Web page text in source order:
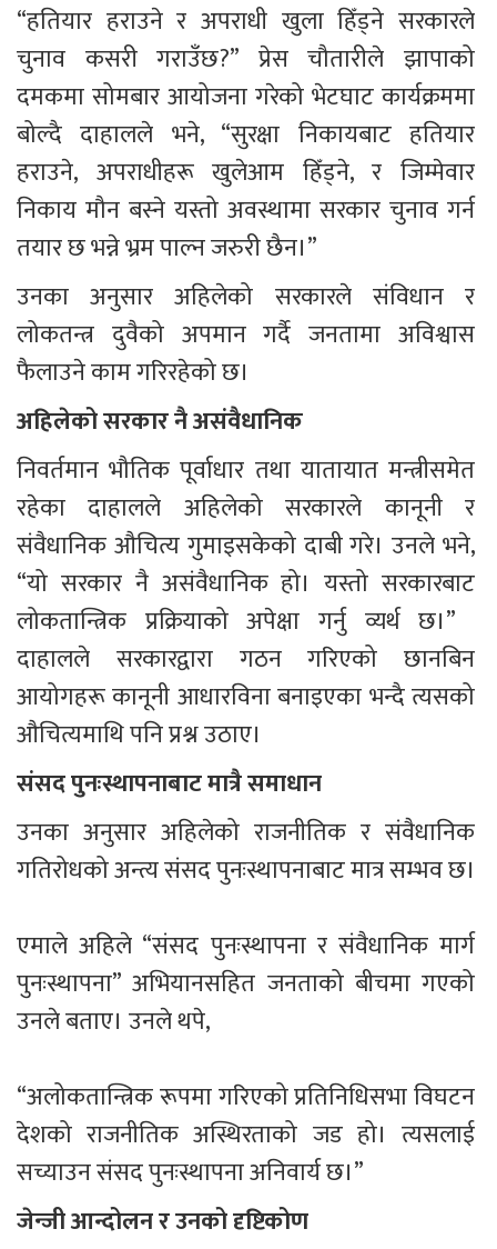
“हतियार हराउने र अपराधी खुला हिँड्ने सरकारले
चुनाव कसरी गराउँछ?” प्रेस चौतारीले झापाको
दमकमा सोमबार आयोजना गरेको भेटघाट कार्यक्रममा
बोल्दै दाहालले भने, “सुरक्षा निकायबाट हतियार
हराउने, अपराधीहरू खुलेआम हिँड्ने, र जिम्मेवार
निकाय मौन बस्ने यस्तो अवस्थामा सरकार चुनाव गर्न
तयार छ भन्ने भ्रम पाल्न जरुरी छैन।”
उनका अनुसार अहिलेको सरकारले संविधान र
लोकतन्त्र दुवैको अपमान गर्दै जनतामा अविश्वास
फैलाउने काम गरिरहेको छ।
अहिलेको सरकार नै असंवैधानिक
निवर्तमान भौतिक पूर्वाधार तथा यातायात मन्त्रीसमेत
रहेका दाहालले अहिलेको सरकारले कानूनी र
संवैधानिक औचित्य गुमाइसकेको दाबी गरे। उनले भने,
“यो सरकार नै असंवैधानिक हो। यस्तो सरकारबाट
लोकतान्त्रिक प्रक्रियाको अपेक्षा गर्नु व्यर्थ छ।”
दाहालले सरकारद्वारा गठन गरिएको छानबिन
आयोगहरू कानूनी आधारविना बनाइएका भन्दै त्यसको
औचित्यमाथि पनि प्रश्न उठाए।
संसद पुनःस्थापनाबाट मात्रै समाधान
उनका अनुसार अहिलेको राजनीतिक र संवैधानिक
गतिरोधको अन्त्य संसद पुनःस्थापनाबाट मात्र सम्भव छ।
एमाले अहिले “संसद पुनःस्थापना र संवैधानिक मार्ग
पुनःस्थापना” अभियानसहित जनताको बीचमा गएको
उनले बताए। उनले थपे,
“अलोकतान्त्रिक रूपमा गरिएको प्रतिनिधिसभा विघटन
देशको राजनीतिक अस्थिरताको जड हो। त्यसलाई
सच्याउन संसद पुनःस्थापना अनिवार्य छ।”
जेन्जी आन्दोलन र उनको दृष्टिकोण